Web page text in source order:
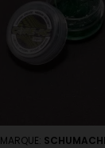
MARQUE: